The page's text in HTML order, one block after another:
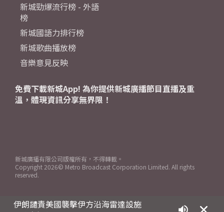
伊朗譴責美國襲擊伊方沿海雷達設施
新城勁爆流行榜 - 外語
榜
新城國語力排行榜
新城歌曲播放榜
音樂意見反映
免費下載新城App! 為你提供新城廣播節目直播及重
溫，體現資訊分享無界限！
新城廣播有限公司版權所有，不得轉載。
Copyright 2026© Metro Broadcast Corporation Limited. All rights
reserved.